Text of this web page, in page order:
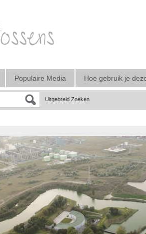
Populaire Media Hoe gebruik je
Uitgebreid Zoeken